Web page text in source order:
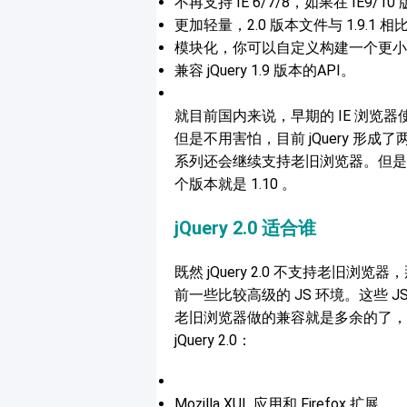
更加轻量，2.0 版本文件与 1.9.1 相
模块化，你可以自定义构建一个更
兼容 jQuery 1.9 版本的API。
就目前国内来说，早期的 IE 浏览器
但是不用害怕，目前 jQuery 形成了
系列还会继续支持老旧浏览器。但
个版本就是 1.10 。
jQuery 2.0 适合谁
既然 jQuery 2.0 不支持老旧浏览器
前一些比较高级的 JS 环境。这些
老旧浏览器做的兼容就是多余的了
jQuery 2.0：